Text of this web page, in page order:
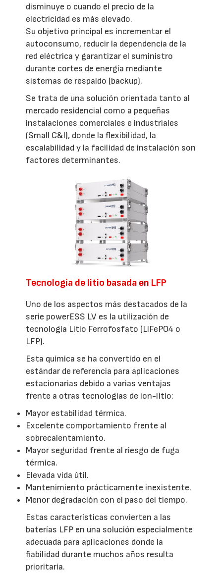
disminuye o cuando el precio de la
electricidad es más elevado.
Su objetivo principal es incrementar el
autoconsumo, reducir la dependencia de la
red eléctrica y garantizar el suministro
durante cortes de energía mediante
sistemas de respaldo (backup).
Se trata de una solución orientada tanto al
mercado residencial como a pequeñas
instalaciones comerciales e industriales
(Small C&I), donde la flexibilidad, la
escalabilidad y la facilidad de instalación son
factores determinantes.
Tecnología de litio basada en LFP
Uno de los aspectos más destacados de la
serie powerESS LV es la utilización de
tecnología Litio Ferrofosfato (LiFePO4 o
LFP).
Esta química se ha convertido en el
estándar de referencia para aplicaciones
estacionarias debido a varias ventajas
frente a otras tecnologías de ion-litio:
Mayor estabilidad térmica.
Excelente comportamiento frente al
sobrecalentamiento.
Mayor seguridad frente al riesgo de fuga
térmica.
Elevada vida útil.
Mantenimiento prácticamente inexistente.
Menor degradación con el paso del tiempo.
Estas características convierten a las
baterías LFP en una solución especialmente
adecuada para aplicaciones donde la
fiabilidad durante muchos años resulta
prioritaria.